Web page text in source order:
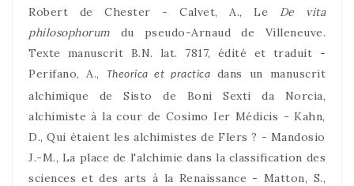
Robert de Chester - Calvet, A., Le De vita
philosophorum du pseudo-Arnaud de Villeneuve.
Texte manuscrit B.N. lat. 7817, édité et traduit -
Perifano, A.,
Theorica et practica dans un manuscrit
alchimique de Sisto de Boni Sexti da Norcia,
alchimiste à la cour de Cosimo Ier Médicis - Kahn,
D., Qui étaient les alchimistes de Flers ? - Mandosio
J.-M., La place de l'alchimie dans la classification des
sciences et des arts à la Renaissance - Matton, S.,